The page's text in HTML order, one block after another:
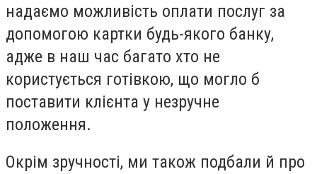
надаємо можливість оплати послуг за
допомогою картки будь-якого банку,
адже в наш час багато хто не
користується готівкою, що могло б
поставити клієнта у незручне
положення.
Окрім зручності, ми також подбали й про